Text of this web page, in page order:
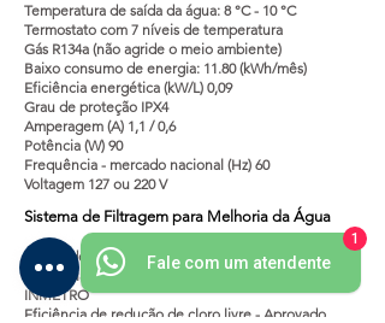
Temperatura de saída da água: 8 °C - 10 °C
Termostato com 7 níveis de temperatura
Gás R134a (não agride o meio ambiente)
Baixo consumo de energia: 11.80 (kWh/mês)
Eficiência energética (kW/L) 0,09
Grau de proteção IPX4
Amperagem (A) 1,1 / 0,6
Potência (W) 90
Frequência - mercado nacional (Hz) 60
Voltagem 127 ou 220 V
Sistema de Filtragem para Melhoria da Água
Etapas de purificação do elemento filtrante - 3
Eficiência de retenção de partículas - Classe 3
INMETRO
Eficiência de redução de cloro livre - Aprovado
Fale com um atendente
1